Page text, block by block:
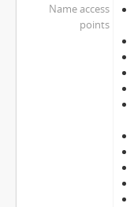
Name access
points